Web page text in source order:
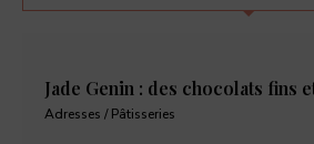
Jade Genin : des chocolats fins
Adresses / Pâtisseries